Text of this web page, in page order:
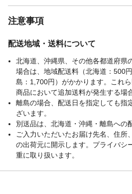
注意事項
配送地域・送料について
北海道、沖縄県、その他各都道府県
場合は、地域配送料（北海道：500
島：1,700円）がかかります。これ
商品において追加送料が発生する場
離島の場合、配送日を指定しても指
ざいます。
別送品は、北海道・沖縄・離島への
ご入力いただいたお届け先名、住所
の出荷元に開示します。プライバシ
重に取り扱います。